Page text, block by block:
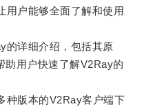
户能够全面了解和使用
详细介绍，包括其原
助用户快速了解V2Ray的
版本的V2Ray客户端下